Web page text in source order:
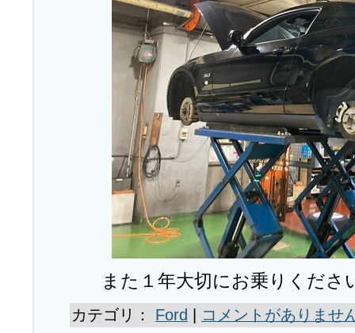
また１年大切にお乗りくださ
カテゴリ： Ford | コメントがありませ